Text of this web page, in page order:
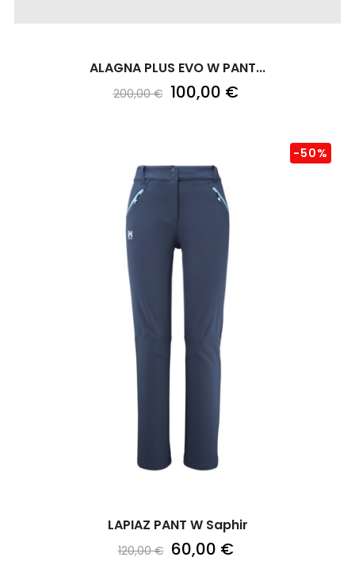
ALAGNA PLUS EVO W PANT...
200,00 € 100,00 €
LAPIAZ PANT W Saphir
120,00 €
-50%
60,00 €